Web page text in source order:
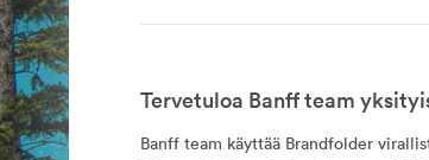
Tervetuloa Banff team
Banff team käyttää Brandfolder